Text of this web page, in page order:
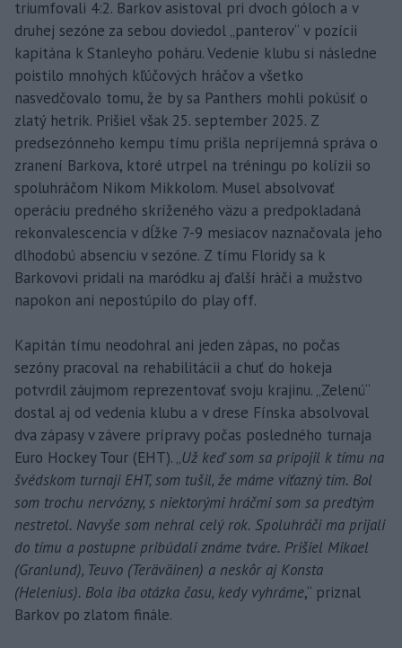
triumfovali 4:2. Barkov asistoval pri dvoch góloch a v
druhej sezóne za sebou doviedol „panterov“ v pozícii
kapitána k Stanleyho poháru. Vedenie klubu si následne
poistilo mnohých kľúčových hráčov a všetko
nasvedčovalo tomu, že by sa Panthers mohli pokúsiť o
zlatý hetrik. Prišiel však 25. september 2025. Z
predsezónneho kempu tímu prišla nepríjemná správa o
zranení Barkova, ktoré utrpel na tréningu po kolízii so
spoluhráčom Nikom Mikkolom. Musel absolvovať
operáciu predného skríženého väzu a predpokladaná
rekonvalescencia v dĺžke 7-9 mesiacov naznačovala jeho
dlhodobú absenciu v sezóne. Z tímu Floridy sa k
Barkovovi pridali na maródku aj ďalší hráči a mužstvo
napokon ani nepostúpilo do play off.
Kapitán tímu neodohral ani jeden zápas, no počas
sezóny pracoval na rehabilitácii a chuť do hokeja
potvrdil záujmom reprezentovať svoju krajinu. „Zelenú“
dostal aj od vedenia klubu a v drese Fínska absolvoval
dva zápasy v závere prípravy počas posledného turnaja
Euro Hockey Tour (EHT). „Už keď som sa pripojil k tímu na
švédskom turnaji EHT, som tušil, že máme víťazný tím. Bol
som trochu nervózny, s niektorými hráčmi som sa predtým
nestretol. Navyše som nehral celý rok. Spoluhráči ma prijali
do tímu a postupne pribúdali známe tváre. Prišiel Mikael
(Granlund), Teuvo (Teräväinen) a neskôr aj Konsta
(Helenius). Bola iba otázka času, kedy vyhráme,“ priznal
Barkov po zlatom finále.